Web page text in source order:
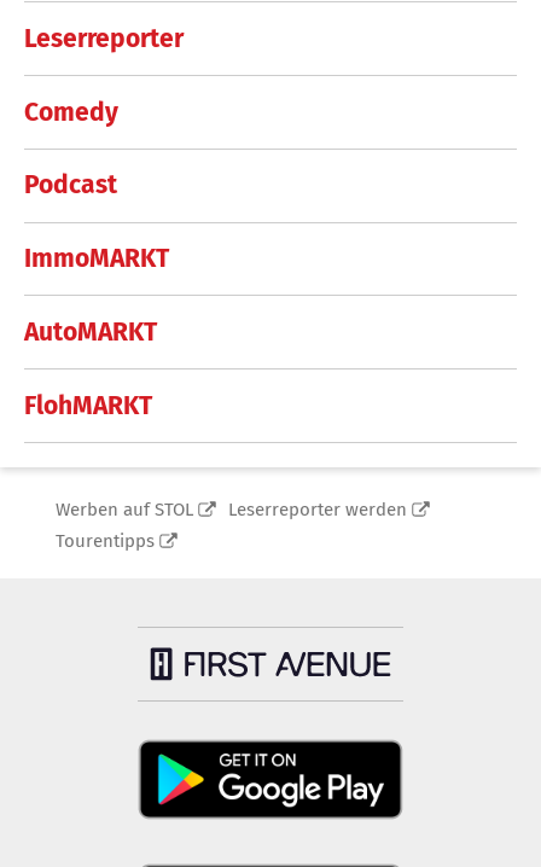
Leserreporter
Comedy
Podcast
ImmoMARKT
AutoMARKT
FlohMARKT
Werben auf STOL
Leserreporter werden
Tourentipps